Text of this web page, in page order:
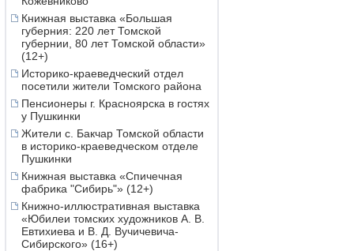
Книжная выставка «Большая
губерния: 220 лет Томской
губернии, 80 лет Томской области»
(12+)
Историко-краеведческий отдел
посетили жители Томского района
Пенсионеры г. Красноярска в гостях
у Пушкинки
Жители с. Бакчар Томской области
в историко-краеведческом отделе
Пушкинки
Книжная выставка «Спичечная
фабрика "Сибирь"» (12+)
Книжно-иллюстративная выставка
«Юбилеи томских художников А. В.
Евтихиева и В. Д. Вучичевича-
Сибирского» (16+)